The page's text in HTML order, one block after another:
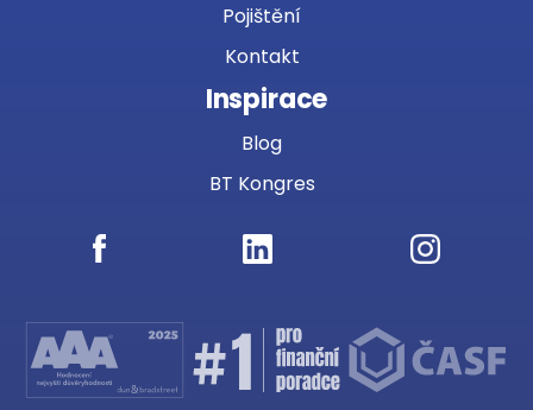
Pojištění
Kontakt
Inspirace
Blog
BT Kongres